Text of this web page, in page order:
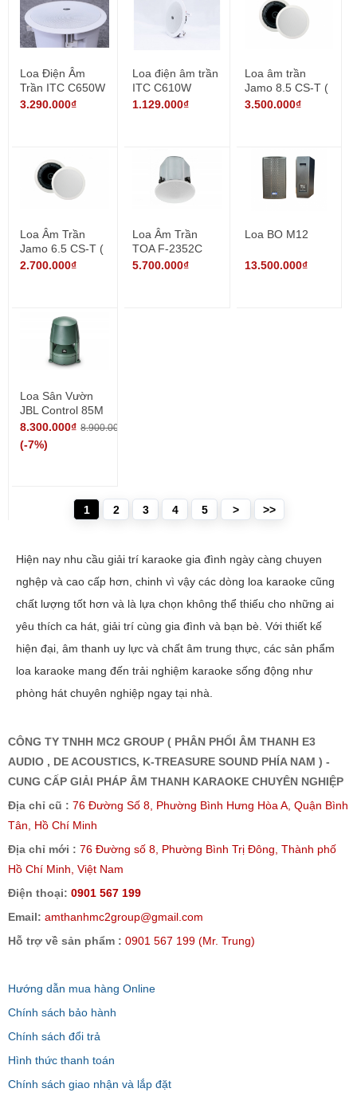
Loa Điện Âm
Trần ITC C650W
3.290.000₫
Loa điện âm trần
ITC C610W
1.129.000₫
Loa âm trần
Jamo 8.5 CS-T (
1 Cặp )
3.500.000₫
Loa Âm Trần
Jamo 6.5 CS-T (
1 Cặp )
2.700.000₫
Loa Âm Trần
TOA F-2352C
5.700.000₫
Loa BO M12
13.500.000₫
Loa Sân Vườn
JBL Control 85M
8.300.000₫ 8.900.000₫
(-7%)
1 2 3 4 5 > >>
Hiện nay nhu cầu giải trí karaoke gia đình ngày càng chuyen
nghệp và cao cấp hơn, chinh vì vậy các dòng loa karaoke cũng
chất lượng tốt hơn và là lựa chọn không thể thiếu cho những ai
yêu thích ca hát, giải trí cùng gia đình và bạn bè. Với thiết kế
hiện đại, âm thanh uy lực và chất âm trung thực, các sản phẩm
loa karaoke mang đến trải nghiệm karaoke sống động như
phòng hát chuyên nghiệp ngay tại nhà.
CÔNG TY TNHH MC2 GROUP ( PHÂN PHỐI ÂM THANH E3
AUDIO , DE ACOUSTICS, K-TREASURE SOUND PHÍA NAM ) -
CUNG CẤP GIẢI PHÁP ÂM THANH KARAOKE CHUYÊN NGHIỆP
Địa chỉ cũ : 76 Đường Số 8, Phường Bình Hưng Hòa A, Quận Bình
Tân, Hồ Chí Minh
Địa chỉ mới : 76 Đường số 8, Phường Bình Trị Đông, Thành phố
Hồ Chí Minh, Việt Nam
Điện thoại: 0901 567 199
Email: amthanhmc2group@gmail.com
Hỗ trợ về sản phẩm : 0901 567 199 (Mr. Trung)
Hướng dẫn mua hàng Online
Chính sách bảo hành
Chính sách đổi trả
Hình thức thanh toán
Chính sách giao nhận và lắp đặt